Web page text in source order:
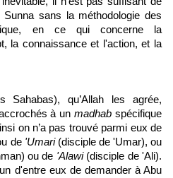
sans la méthodologie des
en ce qui concerne la
la connaissance et l'action, et la
qu’Allah les agrée,
à unmadhab spécifique
on n’a pas trouvé parmi eux de
de 'Umari(disciple de 'Umar), ou
ou de 'Alawi(disciple de 'Ali).
d'entre eux de demander à Abu